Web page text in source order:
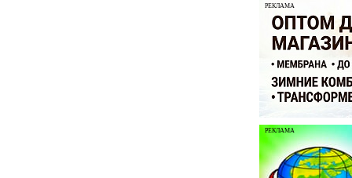
РЕКЛАМА
РЕКЛАМА